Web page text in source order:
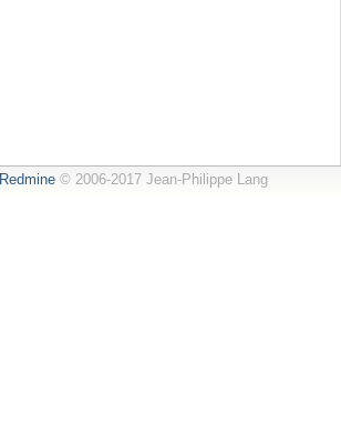
Redmine© 2006-2017 Jean-Philippe Lang